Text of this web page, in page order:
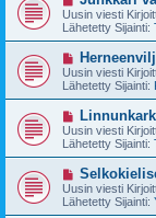
e
s
t
u
s
i
v
e
s
t
Uusin viesti
Lähetetty Sijainti:
U
u
s
i
v
e
s
t
Uusin viesti
Lähetetty Sijainti:
U
u
s
i
v
e
s
Uusin viesti
Lähetetty Sijainti:
U
u
s
i
Uusin viesti
Lähetetty Sijainti: